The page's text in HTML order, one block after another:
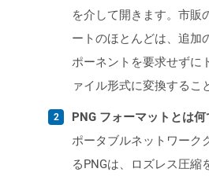
を介して開きます。市販
ートのほとんどは、追加
ポーネントを要求せずに
ァイル形式に変換するこ
PNG フォーマットとは何
ポータブルネットワーク
るPNGは、ロズレス圧縮